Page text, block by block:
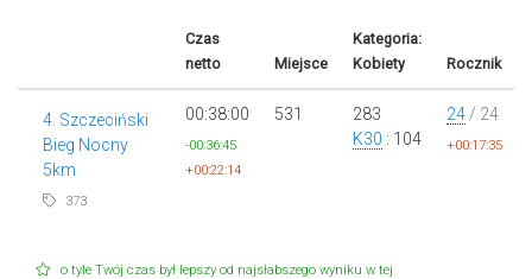
Czas
netto
Miejsce
Kategoria:
Kobiety
Rocznik
4. Szczeciński
Bieg Nocny
5km
373
00:38:00
-00:36:45
+00:22:14
531
283
K30 : 104
24 / 24
+00:17:35
o tyle Twój czas był lepszy od najsłabszego wyniku w tej